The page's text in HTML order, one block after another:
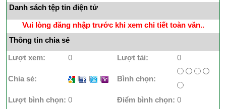
Danh sách tệp tin điện tử
Vui lòng đăng nhập trước khi xem chi tiết toàn văn..
Thông tin chia sẻ
Lượt xem: 0 Lượt tải: 0
Chia sẻ: I I I Bình chọn:
Lượt bình chọn: 0 Điểm bình chọn: 0